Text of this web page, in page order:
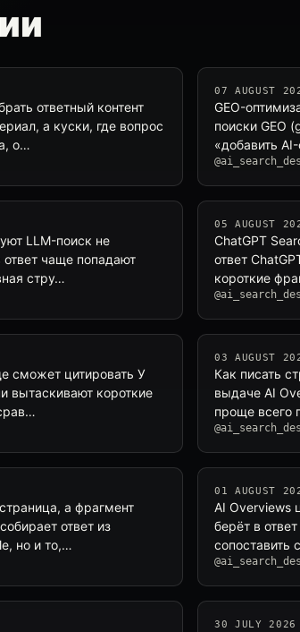
ответный контент
а куски, где вопрос
о…
07 AUGUST
GEO-
поиски GEO
«добавить
LLM-поиск не
ответ чаще попадают
стру…
05 AUGUST
ChatGPT
ответ
короткие
сможет цитировать У
вытаскивают короткие
03 AUGUST
Как писать
выдаче AI
проще всего
а фрагмент
ответ из
но и то,…
01 AUGUST
AI Overviews
берёт в
30 JULY 2026